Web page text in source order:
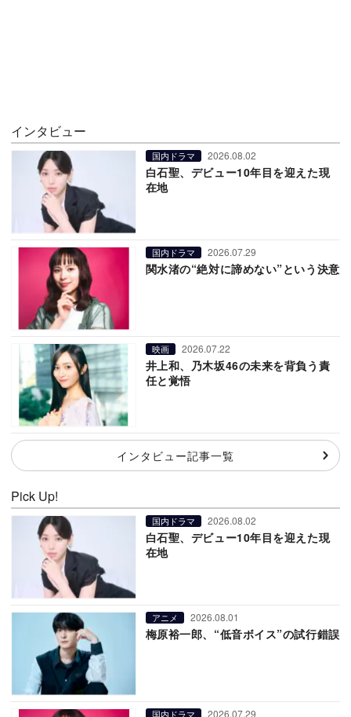
インタビュー
国内ドラマ 2026.08.02
白石聖、デビュー10年目を迎えた現
在地
国内ドラマ 2026.07.29
関水渚の“絶対に諦めない”という決意
映画 2026.07.22
井上和、乃木坂46の未来を背負う責
任と覚悟
インタビュー記事一覧
Pick Up!
国内ドラマ 2026.08.02
白石聖、デビュー10年目を迎えた現
在地
アニメ 2026.08.01
梅原裕一郎、“低音ボイス”の試行錯誤
国内ドラマ 2026.07.29